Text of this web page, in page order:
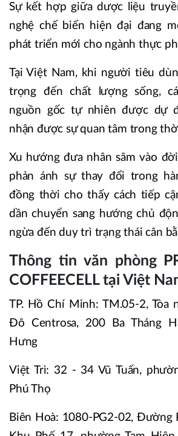
Sự kết hợp giữa dược liệu
nghệ chế biến hiện đại đang
phát triển mới cho ngành thực
Tại Việt Nam, khi người tiêu
trọng đến chất lượng sống,
nguồn gốc tự nhiên được dự
nhận được sự quan tâm trong
Xu hướng đưa nhân sâm vào
phản ánh sự thay đổi trong
đồng thời cho thấy cách tiếp
dần chuyển sang hướng chủ
ngừa đến duy trì trạng thái cân
Thông tin văn phòng
COFFEECELL tại Việt
TP. Hồ Chí Minh: TM.05-2, Tòa
Đô Centrosa, 200 Ba Tháng
Hưng
Việt Trì: 32 - 34 Vũ Tuấn,
Phú Thọ
Biên Hoà: 1080-PG2-02, Đường